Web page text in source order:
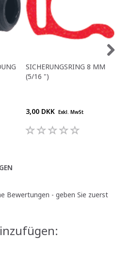
SICHERUNGSRING 8 MM
(5/16 ")
3,00 DKK Exkl. MwSt
Bewertungen - geben Sie zuerst